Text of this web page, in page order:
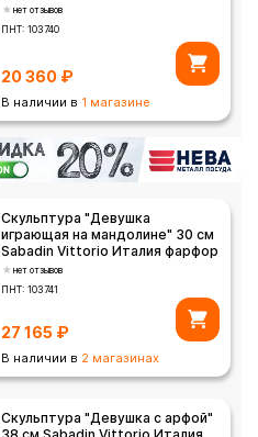
нет отзывов
ПНТ:103740
20 360 ₽
В наличии в 1 магазине
Скульптура "Девушка
играющая на мандолине" 30 см
Sabadin Vittorio Италия фарфор
нет отзывов
ПНТ:103741
27 165 ₽
В наличии в 2 магазинах
Скульптура "Девушка с арфой"